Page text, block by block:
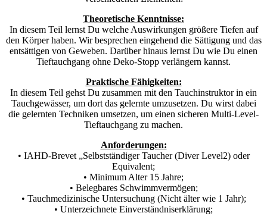
Theoretische Kenntnisse:
In diesem Teil lernst Du welche Auswirkungen größere Tiefen auf
den Körper haben. Wir besprechen eingehend die Sättigung und das
entsättigen von Geweben. Darüber hinaus lernst Du wie Du einen
Tieftauchgang ohne Deko-Stopp verlängern kannst.
Praktische Fähigkeiten:
In diesem Teil gehst Du zusammen mit den Tauchinstruktor in ein
Tauchgewässer, um dort das gelernte umzusetzen. Du wirst dabei
die gelernten Techniken umsetzen, um einen sicheren Multi-Level-
Tieftauchgang zu machen.
Anforderungen:
• IAHD-Brevet „Selbstständiger Taucher (Diver Level2) oder
Equivalent;
• Minimum Alter 15 Jahre;
• Belegbares Schwimmvermögen;
• Tauchmedizinische Untersuchung (Nicht älter wie 1 Jahr);
• Unterzeichnete Einverständniserklärung;